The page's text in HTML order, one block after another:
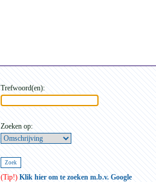
Trefwoord(en):
Zoeken op:
(Tip!) Klik hier om te zoeken m.b.v. Google